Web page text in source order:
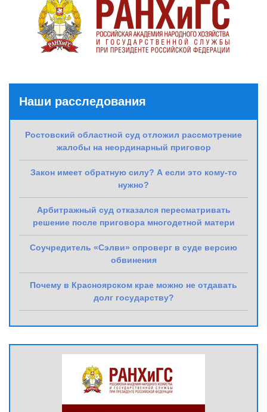
Наши расследования
Ростовский областной суд отложил рассмотрение
жалобы на неординарный приговор
Закон имеет обратную силу? А если это кому-то
нужно?
Арбитражный суд отказался пересматривать
решение после приговора многодетной матери
Соучредитель «Сэлви» опроверг в суде версию
обвинения
Почему в Красноярском крае можно не отдавать
долг государству?